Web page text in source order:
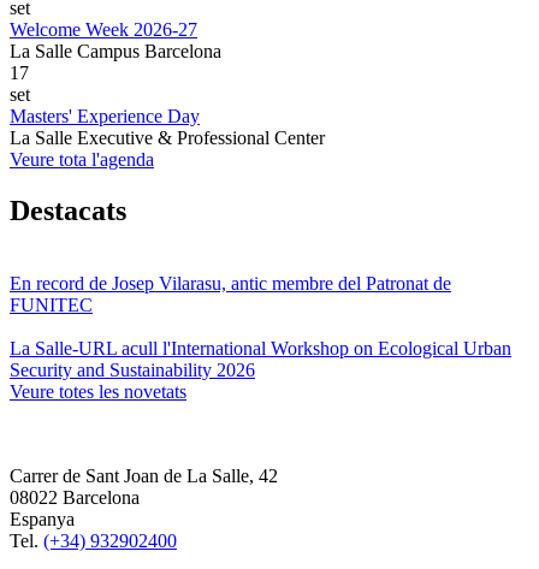
set
Welcome Week 2026-27
La Salle Campus Barcelona
17
set
Masters' Experience Day
La Salle Executive & Professional Center
Veure tota l'agenda
Destacats
En record de Josep Vilarasu, antic membre del Patronat de
FUNITEC
La Salle-URL acull l'International Workshop on Ecological Urban
Security and Sustainability 2026
Veure totes les novetats
Carrer de Sant Joan de La Salle, 42
08022 Barcelona
Espanya
Tel. (+34) 932902400